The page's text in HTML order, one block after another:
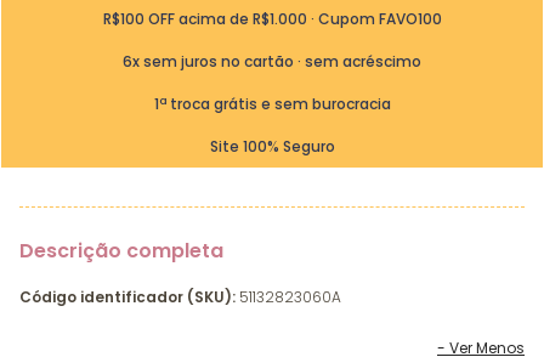
R$100 OFF acima de R$1.000 · Cupom FAVO100
6x sem juros no cartão · sem acréscimo
1ª troca grátis e sem burocracia
Site 100% Seguro
Descrição completa
Código identificador (SKU): 51132823060A